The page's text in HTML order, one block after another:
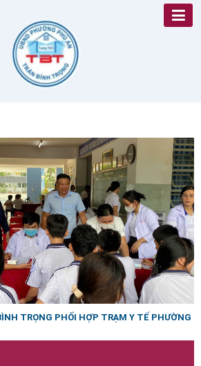
TRỌNG PHỐI HỢP TRẠM Y TẾ PHƯỜNG